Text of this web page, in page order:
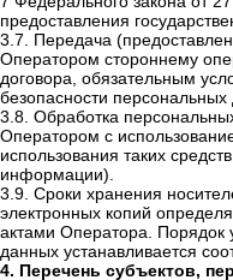
предоставления
3.7. Передача
Оператором стороннему
договора, обязательным
безопасности
3.8. Обработка
Оператором с
использования таких
информации).
3.9. Сроки хранения
электронных копий
актами Оператора. Порядок
данных устанавливается
4. Перечень субъектов,